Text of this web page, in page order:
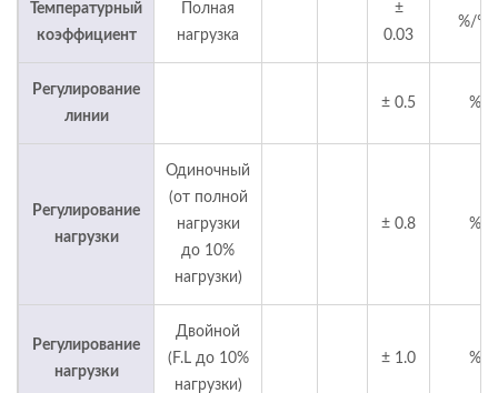
Температурный
коэффициент
Полная
нагрузка
±
0.03
%/℃
Регулирование
линии
± 0.5 %
Регулирование
нагрузки
Одиночный
(от полной
нагрузки
до 10%
нагрузки)
± 0.8 %
Регулирование
нагрузки
Двойной
(F.L до 10%
нагрузки)
± 1.0 %